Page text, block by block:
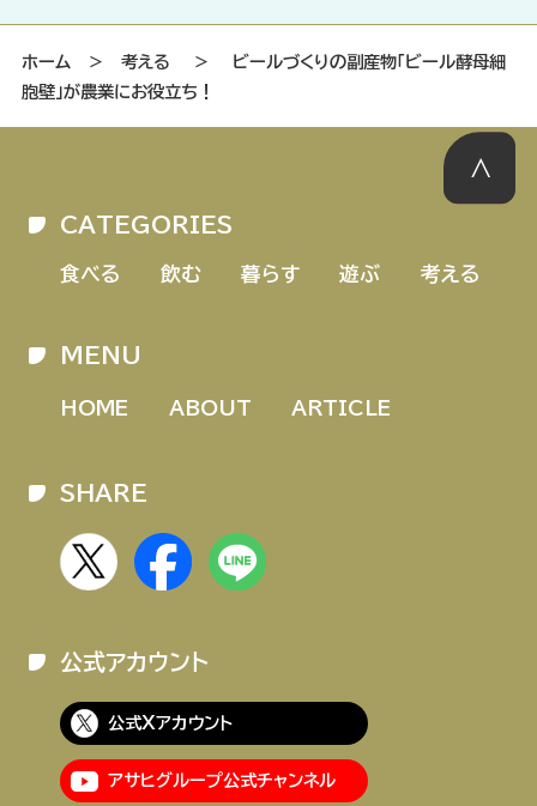
ホーム ＞ 考える ＞ ビールづくりの副産物「ビール酵母細
胞壁」が農業にお役立ち！
CATEGORIES
食べる 飲む 暮らす 遊ぶ 考える
MENU
HOME ABOUT ARTICLE
SHARE
公式アカウント
公式Xアカウント
アサヒグループ公式チャンネル